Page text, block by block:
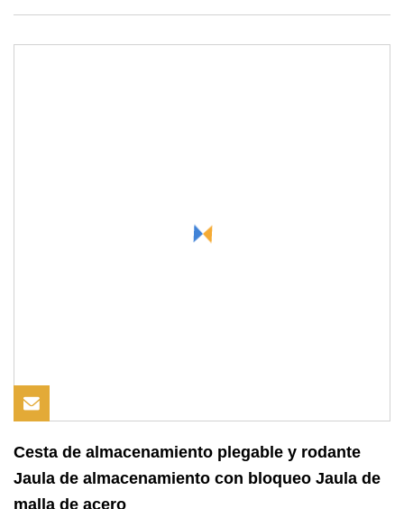
Cesta de almacenamiento plegable y rodante
Jaula de almacenamiento con bloqueo Jaula de
malla de acero